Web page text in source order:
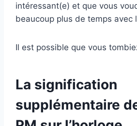
intéressant(e) et que vous
beaucoup plus de temps avec
Il est possible que vous
La signification
supplémentaire